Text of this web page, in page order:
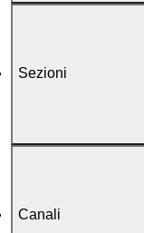
Sezioni
Canali